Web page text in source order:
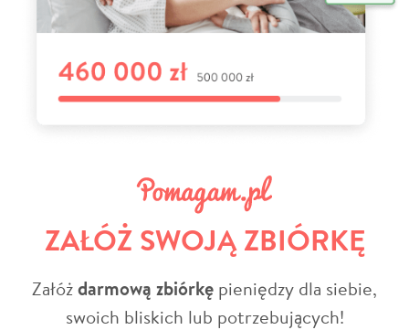
ZAŁÓŻ SWOJĄ ZBIÓRKĘ
Załóżdarmową zbiórkę pieniędzy dla siebie,
swoich bliskich lub potrzebujących!